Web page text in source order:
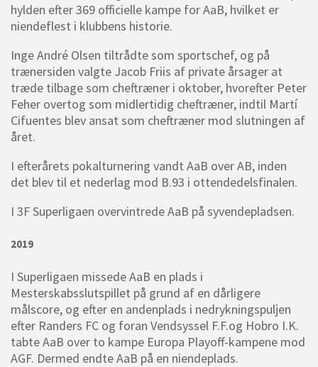
hylden efter 369 officielle kampe for AaB, hvilket er
niendeflest i klubbens historie.
Inge André Olsen tiltrådte som sportschef, og på
trænersiden valgte Jacob Friis af private årsager at
træde tilbage som cheftræner i oktober, hvorefter Peter
Feher overtog som midlertidig cheftræner, indtil Martí
Cifuentes blev ansat som cheftræner mod slutningen af
året.
I efterårets pokalturnering vandt AaB over AB, inden
det blev til et nederlag mod B.93 i ottendedelsfinalen.
I 3F Superligaen overvintrede AaB på syvendepladsen.
2019
I Superligaen missede AaB en plads i
Mesterskabsslutspillet på grund af en dårligere
målscore, og efter en andenplads i nedrykningspuljen
efter Randers FC og foran Vendsyssel F.F.og Hobro I.K.
tabte AaB over to kampe Europa Playoff-kampene mod
AGF. Dermed endte AaB på en niendeplads.